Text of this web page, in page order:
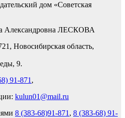
дом «Советская
Александровна ЛЕСКОВА
Новосибирская область,
9.
91-871 ,
kulun01@mail.ru
8 (383-68)91-871 , 8 (383-68) 91-